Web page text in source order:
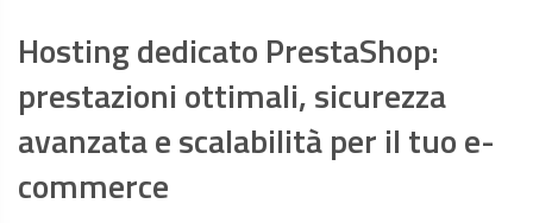
Hosting dedicato PrestaShop:
prestazioni ottimali, sicurezza
avanzata e scalabilità per il tuo e-
commerce